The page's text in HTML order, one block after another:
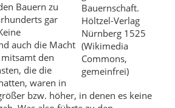
Bauern zu
gar
auch die Macht
den
die die
waren in
bzw. höher, in denen es keine